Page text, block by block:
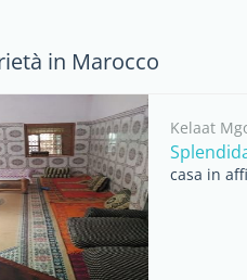
in Marocco
Kelaat
casa in